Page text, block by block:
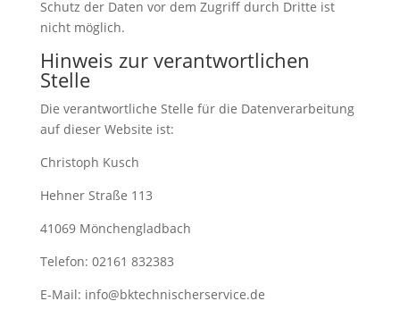
Schutz der Daten vor dem Zugriff durch Dritte ist
nicht möglich.
Hinweis zur verantwortlichen
Stelle
Die verantwortliche Stelle für die Datenverarbeitung
auf dieser Website ist:
Christoph Kusch
Hehner Straße 113
41069 Mönchengladbach
Telefon: 02161 832383
E-Mail: info@bktechnischerservice.de